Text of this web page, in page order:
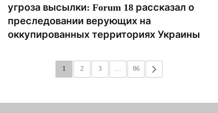
угроза высылки: Forum 18 рассказал о
преследовании верующих на
оккупированных территориях Украины
1 2 3 86 »